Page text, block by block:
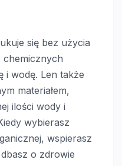
się bez użycia
chemicznych
i wodę. Len także
materiałem,
ilości wody i
wybierasz
wspierasz
o zdrowie